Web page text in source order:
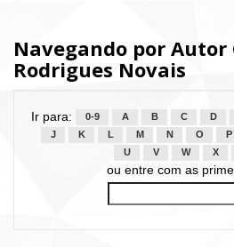
Navegando por Autor
Rodrigues Novais
Ir para: 0-9 A B C D
J
K L M N O P
U
V W X
ou entre com as